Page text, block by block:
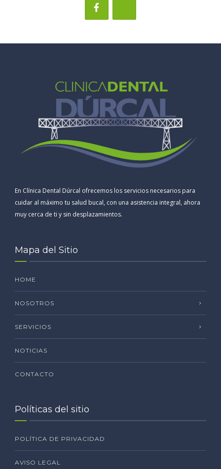
En Clínica Dental Dúrcal ofrecemos los servicios necesarios para
cuidar al máximo tu salud bucal, con una asistencia integral, ahora
muy cerca de ti y sin desplazamientos.
Mapa del Sitio
HOME
NOSOTROS
SERVICIOS
NOTICIAS
CONTACTO
Políticas del sitio
POLÍTICA DE PRIVACIDAD
AVISO LEGAL